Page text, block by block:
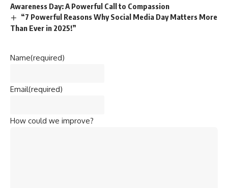
Awareness Day: A Powerful Call to Compassion
“7 Powerful Reasons Why Social Media Day Matters More
Than Ever in 2025!”
Name(required)
Email(required)
How could we improve?